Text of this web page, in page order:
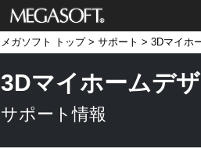
メガソフト株式
会社
メガソフト トップ> サポート > 3Dマイホ
3Dマイホームデ
サポート情報